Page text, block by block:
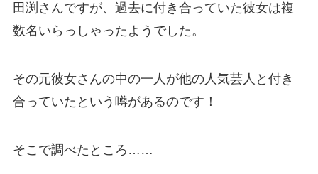
田渕さんですが、過去に付き合っていた彼女は複
数名いらっしゃったようでした。
その元彼女さんの中の一人が他の人気芸人と付き
合っていたという噂があるのです！
そこで調べたところ……